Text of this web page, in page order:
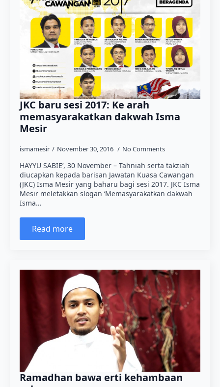
JKC baru sesi 2017: Ke arah
memasyarakatkan dakwah Isma
Mesir
ismamesir November 30, 2016 No Comments
HAYYU SABIE’, 30 November – Tahniah serta takziah
diucapkan kepada barisan Jawatan Kuasa Cawangan
(JKC) Isma Mesir yang baharu bagi sesi 2017. JKC Isma
Mesir meletakkan slogan ‘Memasyarakatkan dakwah
Isma…
Read more
Ramadhan bawa erti kehambaan